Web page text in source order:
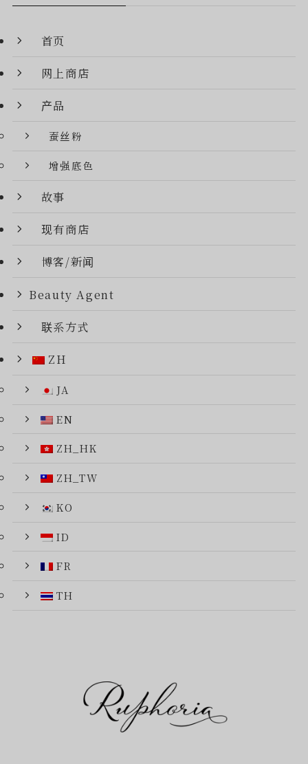
首页
网上商店
产品
蚕丝粉
增强底色
故事
现有商店
博客/新闻
Beauty Agent
联系方式
ZH
JA
EN
ZH_HK
ZH_TW
KO
ID
FR
TH